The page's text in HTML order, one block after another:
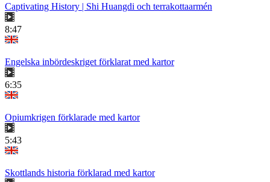
Captivating History | Shi Huangdi och terrakottaarmén
8:47
Engelska inbördeskriget förklarat med kartor
6:35
Opiumkrigen förklarade med kartor
5:43
Skottlands historia förklarad med kartor